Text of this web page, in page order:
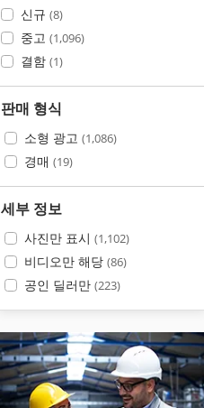
신규 (8)
중고 (1,096)
결함 (1)
판매 형식
소형 광고 (1,086)
경매 (19)
세부 정보
사진만 표시 (1,102)
비디오만 해당 (86)
공인 딜러만 (223)